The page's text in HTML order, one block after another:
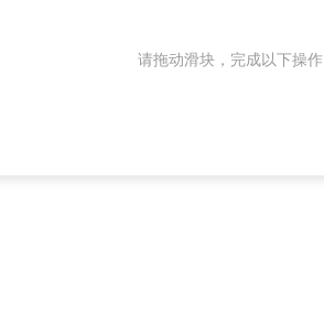
请拖动滑块，完成以下操作